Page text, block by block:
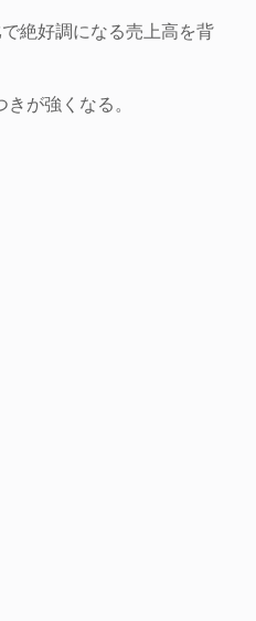
絶好調になる売上高を背
が強くなる。